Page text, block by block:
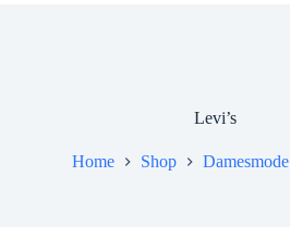
Levi’s
Home Shop Damesmode